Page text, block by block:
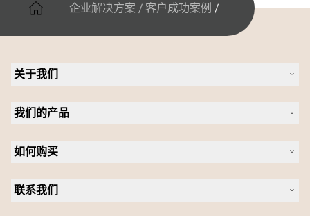
企业解决方案 / 客户成功案例 /
关于我们
人才招聘
新闻稿
案例研究
我们的产品
全向麦
个人摄像头
软件
如何购买
联系我们